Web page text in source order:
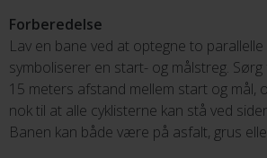
Forberedelse
Lav en bane ved at optegne to
symboliserer en start- og målstreg.
15 meters afstand mellem start og mål,
nok til at alle cyklisterne kan stå ved
Banen kan både være på asfalt, grus